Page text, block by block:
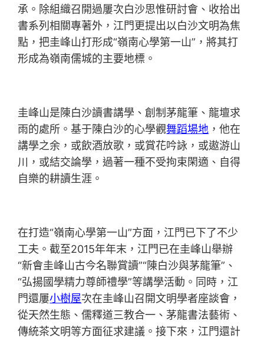
承。除組織召開過屢次白沙思惟研討會、收拾出
書系列相關專著外，江門更提出以白沙文明為焦
點，把圭峰山打形成“嶺南心學第一山”，將其打
形成為嶺南儒城的主要地標。
圭峰山是陳白沙讀書講學、創制茅龍筆、龍壇求
雨的處所。基于陳白沙的心學觀舞蹈場地 ，他在
講學之余，或飲酒放歌，或賞花吟詠，或遨游山
川，或結交論學，過著一種不受拘束閑適、自得
自樂的耕讀生涯。
在打造“嶺南心學第一山”方面，江門已下了不少
工夫。截至2015年年末，江門已在圭峰山舉辦
“新會圭峰山古今名聯賞讀”“陳白沙與茅龍筆”、
“弘揚國學精力尊師禮學”等講學活動。同時，江
門還屢小樹屋次在圭峰山召開文明學者座談會，
從天然生態、儒釋道三教合一、茅龍書法藝術、
傳統茶文明等方面征求建議。接下來，江門還計